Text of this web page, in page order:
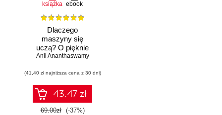
książka ebook
Dlaczego
maszyny się
uczą? O pięknie
matematyki i
współczesnej
sztucznej
inteligencji
Anil Ananthaswamy
(41,40 zł najniższa cena z 30 dni)
43.47 zł
69.00zł (-37%)